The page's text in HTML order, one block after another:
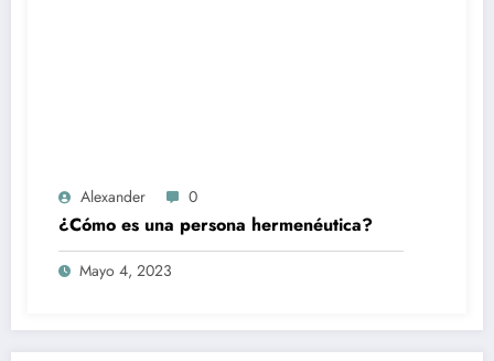
Alexander 0
¿Cómo es una persona hermenéutica?
Mayo 4, 2023